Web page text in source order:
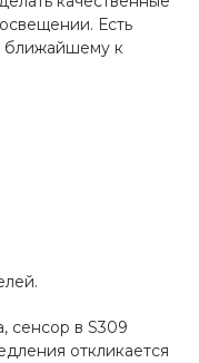
Есть
ближайшему к
сенсор в S309
откликается